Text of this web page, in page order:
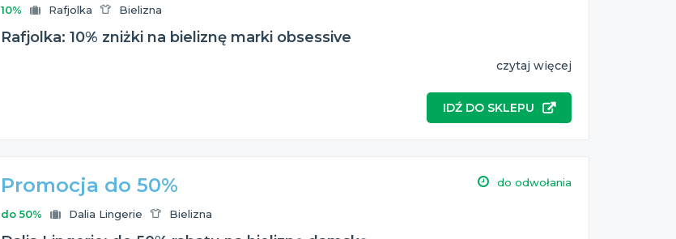
10% Rafjolka Bielizna
Rafjolka: 10% zniżki na bieliznę marki obsessive
czytaj więcej
IDŹ DO SKLEPU
Promocja do 50% do odwołania
do 50% Dalia Lingerie Bielizna